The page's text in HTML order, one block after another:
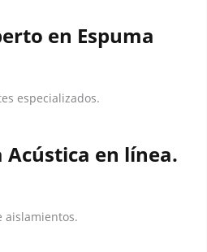
en Espuma
especializados.
Acústica en línea.
aislamientos.